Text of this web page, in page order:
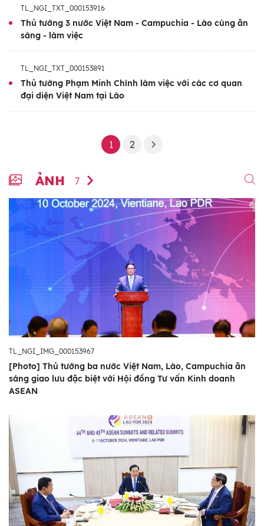
TL_NGI_TXT_000153916
Thủ tướng 3 nước Việt Nam - Campuchia - Lào cùng ăn
sáng - làm việc
TL_NGI_TXT_000153891
Thủ tướng Phạm Minh Chính làm việc với các cơ quan
đại diện Việt Nam tại Lào
1 2
ẢNH 7
TL_NGI_IMG_000153967
[Photo] Thủ tướng ba nước Việt Nam, Lào, Campuchia ăn
sáng giao lưu đặc biệt với Hội đồng Tư vấn Kinh doanh
ASEAN